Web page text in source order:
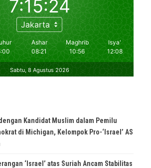
Kandidat Muslim dalam Pemilu
di Michigan, Kelompok Pro-‘Israel’ AS
‘Israel’ atas Suriah Ancam Stabilitas